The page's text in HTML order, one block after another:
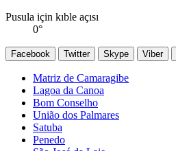
Pusula için kıble açısı
0°
Facebook Twitter Skype Viber
Matriz de Camaragibe
Lagoa da Canoa
Bom Conselho
União dos Palmares
Satuba
Penedo